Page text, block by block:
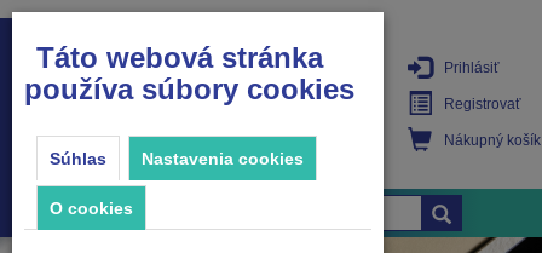
PRODUKTY
Prihlásiť
Registrovať
Nákupný košík
Táto webová stránka
používa súbory cookies
Súhlas Nastavenia cookies
O cookies